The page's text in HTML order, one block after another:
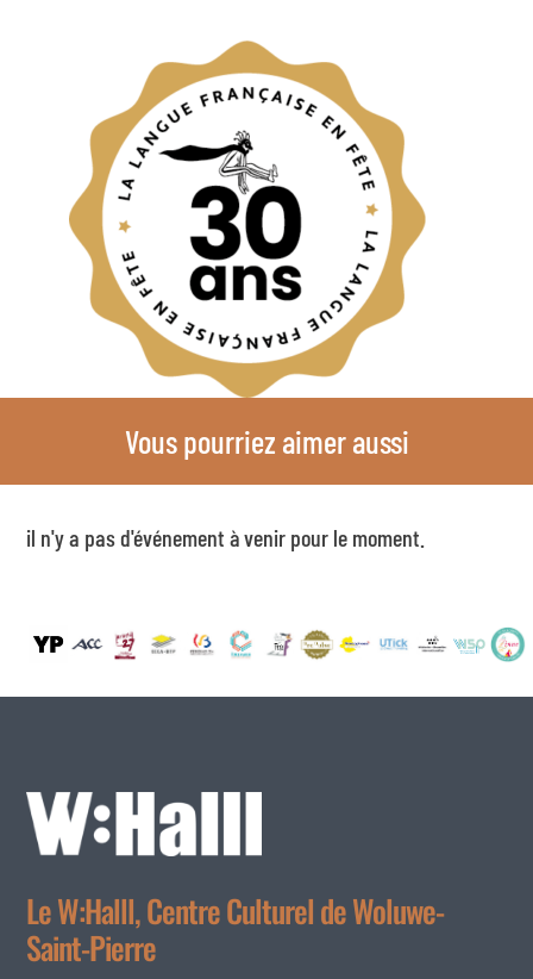
Vous pourriez aimer aussi
il n'y a pas d'événement à venir pour le moment.
Le W:Halll, Centre Culturel de Woluwe-
Saint-Pierre